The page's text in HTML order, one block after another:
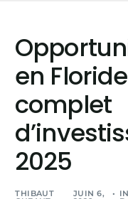
en
complet
2025
THIBAUT JUIN 6,